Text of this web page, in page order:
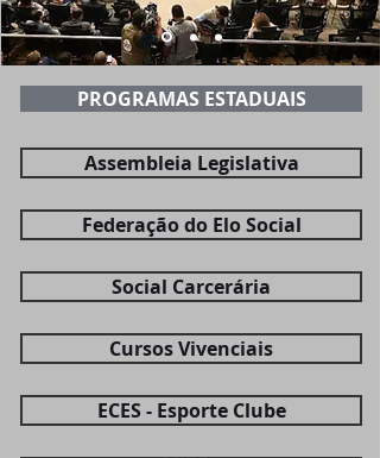
PROGRAMAS ESTADUAIS
Assembleia Legislativa
Federação do Elo Social
Social Carcerária
Cursos Vivenciais
ECES - Esporte Clube